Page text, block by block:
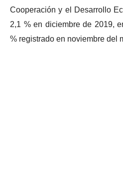
Cooperación y el Desarrollo
2,1 % en diciembre de 2019,
% registrado en noviembre del